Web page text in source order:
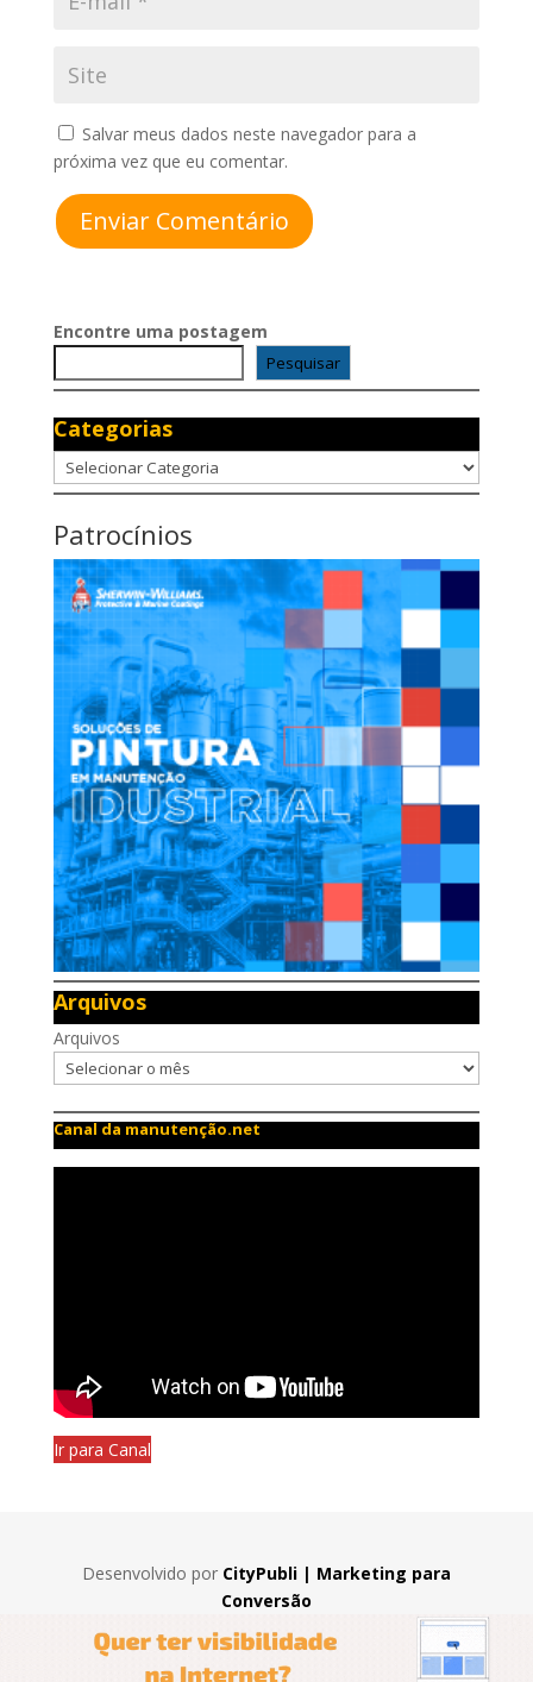
Salvar meus dados neste navegador para a
próxima vez que eu comentar.
Enviar Comentário
Encontre uma postagem
Pesquisar
Categorias
Categorias
Patrocínios
Arquivos
Arquivos
Canal da manutenção.net
Ir para Canal
Desenvolvido por CityPubli | Marketing para
Conversão